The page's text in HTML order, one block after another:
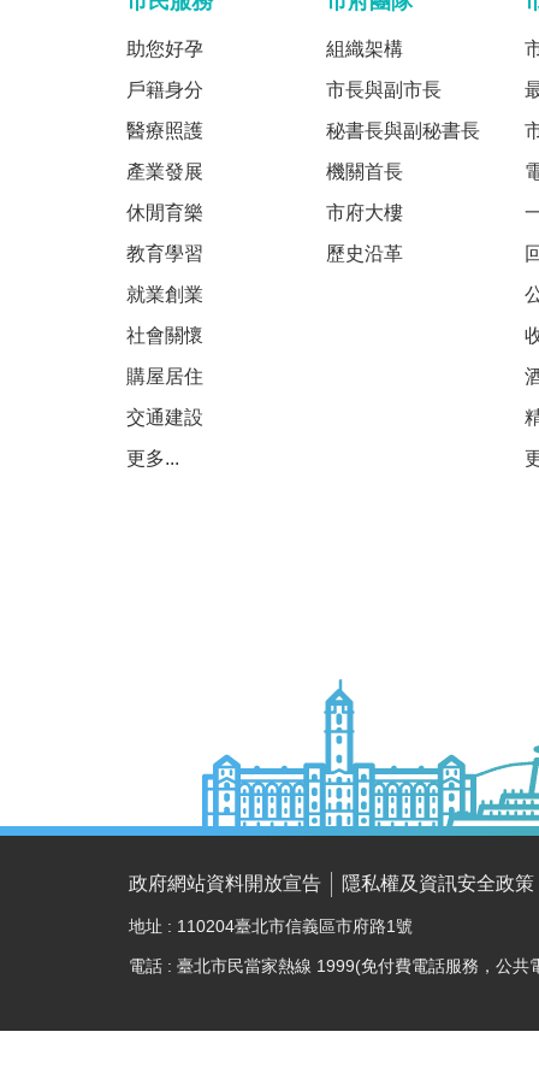
助您好孕
戶籍身分
醫療照護
產業發展
休閒育樂
教育學習
就業創業
社會關懷
購屋居住
交通建設
更多...
組織架構
市長與副市長
秘書長與副秘書長
機關首長
市府大樓
歷史沿革
政府網站資料開放宣告 隱私權及資訊安全政策
地址 : 110204臺北市信義區市府路1號
電話 : 臺北市民當家熱線 1999(免付費電話服務，公